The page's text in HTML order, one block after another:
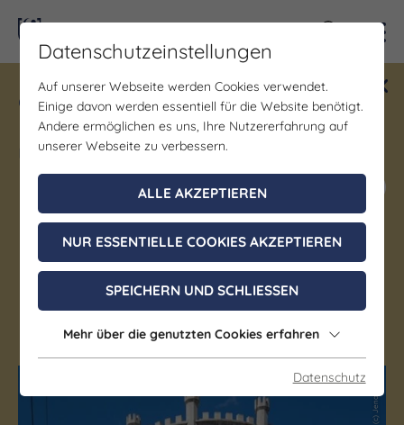
Gewinne ein Blind Date mit Saale-
Unstrut! Teilnahme vom 1.7. - 18.12.
möglich.
Jetzt mitmachen
Roter Turm
Jena
(c) JenaKultur
Datenschutzeinstellungen
Auf unserer Webseite werden Cookies verwendet.
Einige davon werden essentiell für die Website benötigt.
Andere ermöglichen es uns, Ihre Nutzererfahrung auf
unserer Webseite zu verbessern.
ALLE AKZEPTIEREN
NUR ESSENTIELLE COOKIES AKZEPTIEREN
SPEICHERN UND SCHLIESSEN
Mehr über die genutzten Cookies erfahren
Datenschutz